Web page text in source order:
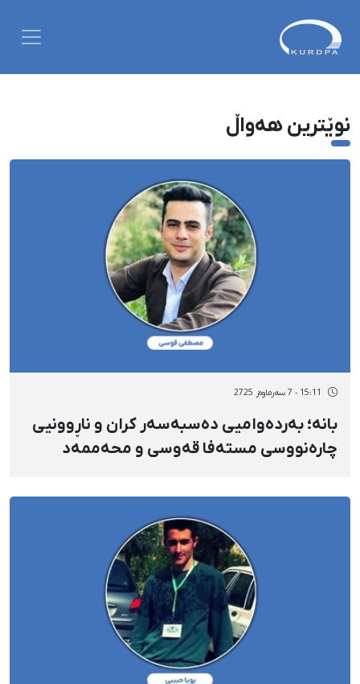
نوێترین هەواڵ
15:11 - 7 سەرماوەز 2725
بانە؛ بەردەوامیی دەسبەسەر کران و ناڕوونیی
چارەنووسی مستەفا قەوسی و محەممەد